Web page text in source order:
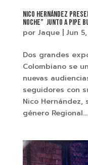
Nico Hernández
Noche” junto a Pipe
por Jaque| Jun
Dos grandes
Colombiano se
nuevas
seguidores con
Nico
género Regional...